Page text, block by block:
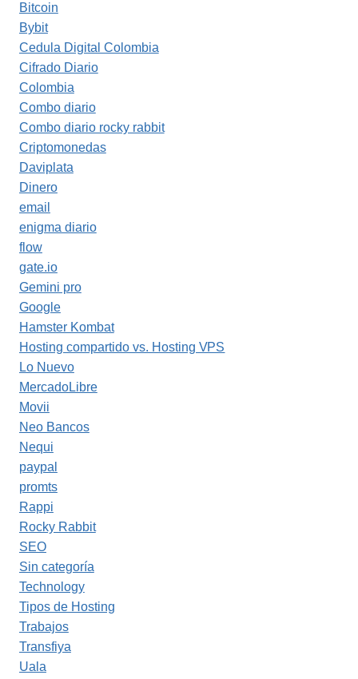
Bitcoin
Bybit
Cedula Digital Colombia
Cifrado Diario
Colombia
Combo diario
Combo diario rocky rabbit
Criptomonedas
Daviplata
Dinero
email
enigma diario
flow
gate.io
Gemini pro
Google
Hamster Kombat
Hosting compartido vs. Hosting VPS
Lo Nuevo
MercadoLibre
Movii
Neo Bancos
Nequi
paypal
promts
Rappi
Rocky Rabbit
SEO
Sin categoría
Technology
Tipos de Hosting
Trabajos
Transfiya
Uala